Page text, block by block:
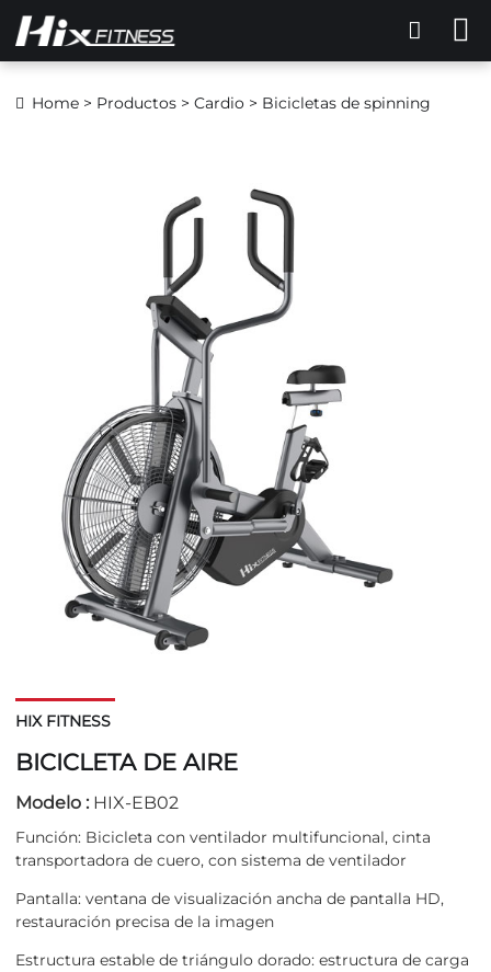
Home > Productos > Cardio > Bicicletas de spinning
HIX FITNESS
BICICLETA DE AIRE
Modelo : HIX-EB02
Función: Bicicleta con ventilador multifuncional, cinta
transportadora de cuero, con sistema de ventilador
Pantalla: ventana de visualización ancha de pantalla HD,
restauración precisa de la imagen
Estructura estable de triángulo dorado: estructura de carga